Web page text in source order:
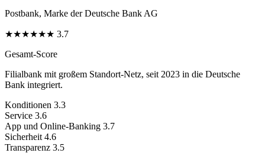
Postbank, Marke der Deutsche Bank AG
★★★★★★ 3.7
Gesamt-Score
Filialbank mit großem Standort-Netz, seit 2023 in die Deutsche
Bank integriert.
Konditionen 3.3
Service 3.6
App und Online-Banking 3.7
Sicherheit 4.6
Transparenz 3.5